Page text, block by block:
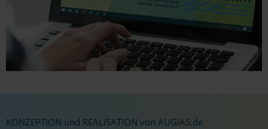
KONZEPTION und REALISATION von AUGIAS.de